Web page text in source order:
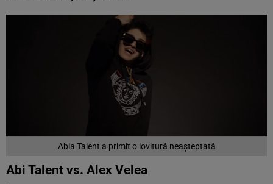
Abia Talent a primit o lovitură neașteptată
Abi Talent vs. Alex Velea